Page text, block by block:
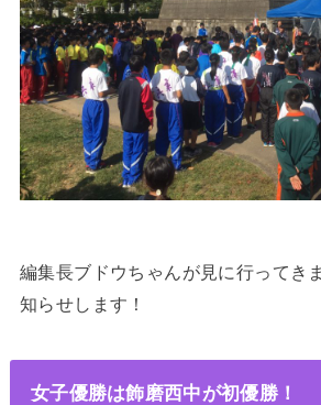
編集長ブドウちゃんが見に行ってき
知らせします！
女子優勝は飾磨西中が初優勝！